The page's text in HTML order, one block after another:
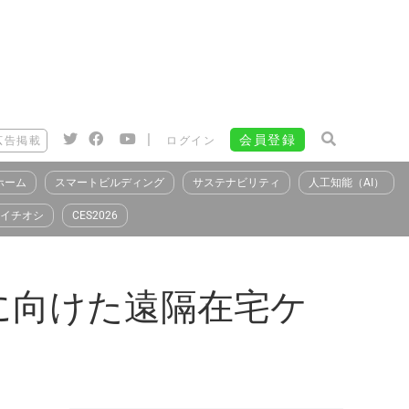
告掲載 | ログイン 会員登録
ーム スマートビルディング サステナビリティ 人工知能（AI）
イチオシ CES2026
けた遠隔在宅ケ